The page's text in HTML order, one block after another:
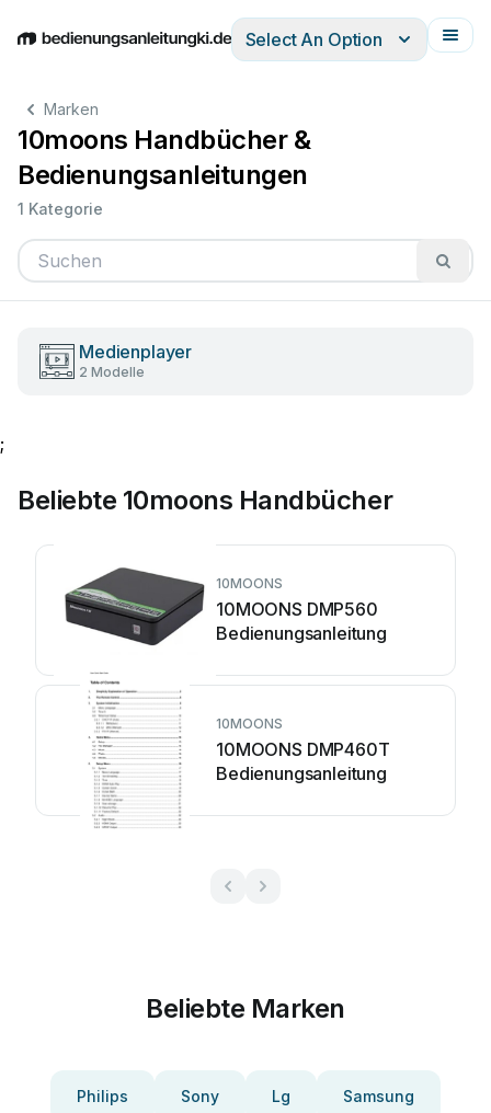
EnglishDeutschEspañolItalianoFrançais
Select An Option
Marken
10moons Handbücher &
Bedienungsanleitungen
1 Kategorie
Medienplayer
2 Modelle
;
Beliebte 10moons Handbücher
10MOONS
10MOONS DMP560
Bedienungsanleitung
10MOONS
10MOONS DMP460T
Bedienungsanleitung
Beliebte Marken
Philips Sony Lg Samsung